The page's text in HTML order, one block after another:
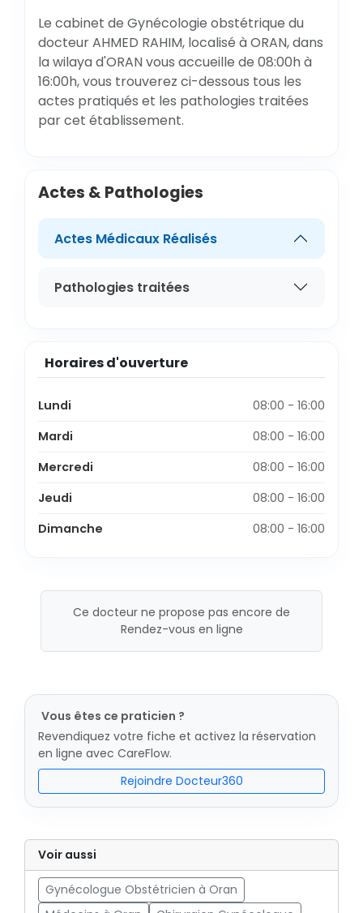
Le cabinet de Gynécologie obstétrique du
docteur AHMED RAHIM, localisé à ORAN, dans
la wilaya d'ORAN vous accueille de 08:00h à
16:00h, vous trouverez ci-dessous tous les
actes pratiqués et les pathologies traitées
par cet établissement.
Actes & Pathologies
Actes Médicaux Réalisés
Pathologies traitées
Horaires d'ouverture
Lundi
08:00 - 16:00
Mardi
08:00 - 16:00
Mercredi
08:00 - 16:00
Jeudi
08:00 - 16:00
Dimanche
08:00 - 16:00
Ce docteur ne propose pas encore de
Rendez-vous en ligne
Vous êtes ce praticien ?
Revendiquez votre fiche et activez la réservation
en ligne avec CareFlow.
Rejoindre Docteur360
Voir aussi
Gynécologue Obstétricien à Oran